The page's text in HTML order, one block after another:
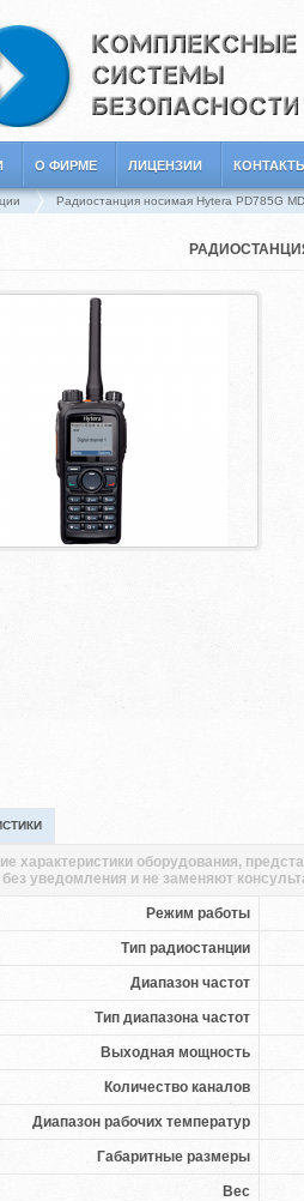
О ФИРМЕ ЛИЦЕНЗИИ
Радиостанция носимая Hytera PD785G
Режим работы
Тип радиостанции
Диапазон частот
Тип диапазона частот
Выходная мощность
Количество каналов
Диапазон рабочих температур
Габаритные размеры
Вес
характеристики оборудования,
уведомления и не заменяют